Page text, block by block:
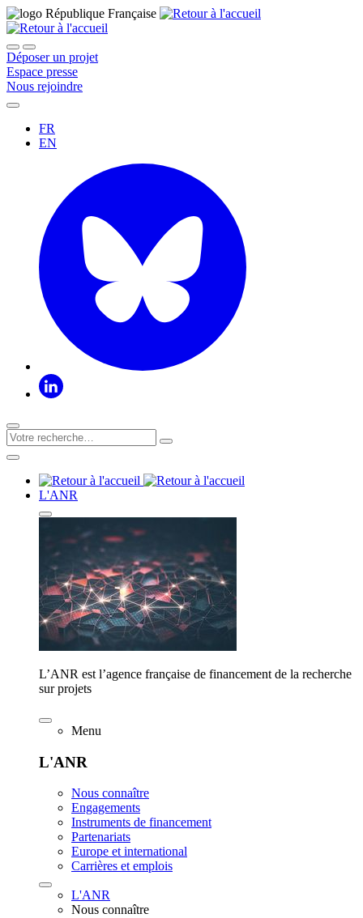
Déposer un projet
Espace presse
Nous rejoindre
FR
EN
L'ANR
L’ANR est l’agence française de financement de la recherche
sur projets
Menu
L'ANR
Nous connaître
Engagements
Instruments de financement
Partenariats
Europe et international
Carrières et emplois
L'ANR
Nous connaître